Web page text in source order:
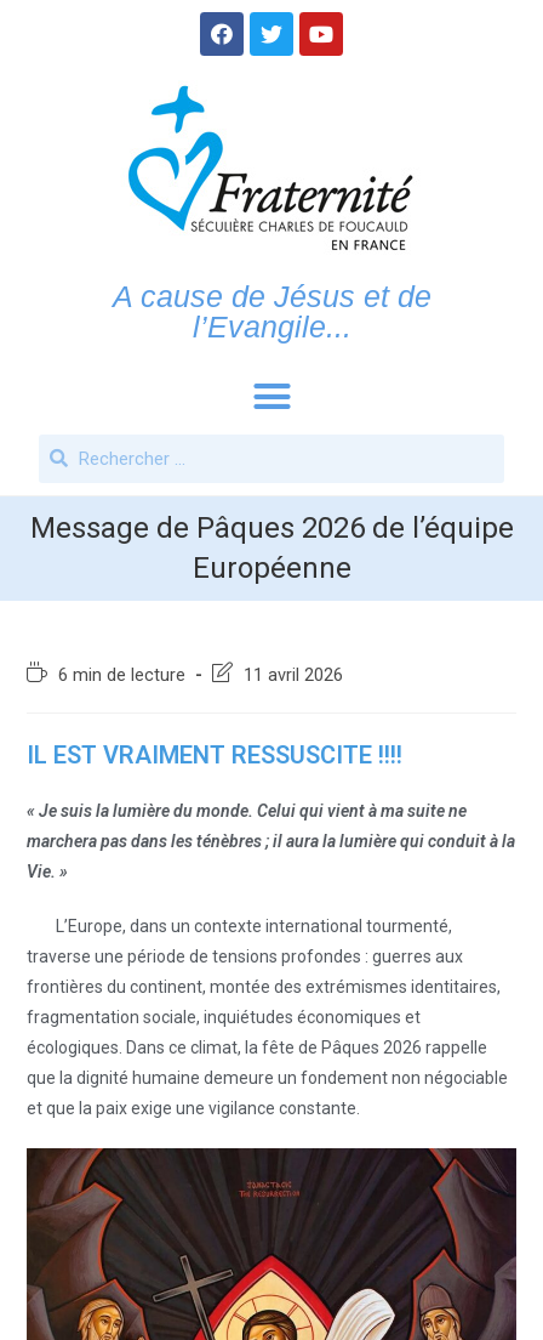
A cause de Jésus et de
l’Evangile...
Message de Pâques 2026 de l’équipe
Européenne
6 min de lecture 11 avril 2026
IL EST VRAIMENT RESSUSCITE !!!!
« Je suis la lumière du monde. Celui qui vient à ma suite ne
marchera pas dans les ténèbres ; il aura la lumière qui conduit à la
Vie. »
L’Europe, dans un contexte international tourmenté,
traverse une période de tensions profondes : guerres aux
frontières du continent, montée des extrémismes identitaires,
fragmentation sociale, inquiétudes économiques et
écologiques. Dans ce climat, la fête de Pâques 2026 rappelle
que la dignité humaine demeure un fondement non négociable
et que la paix exige une vigilance constante.